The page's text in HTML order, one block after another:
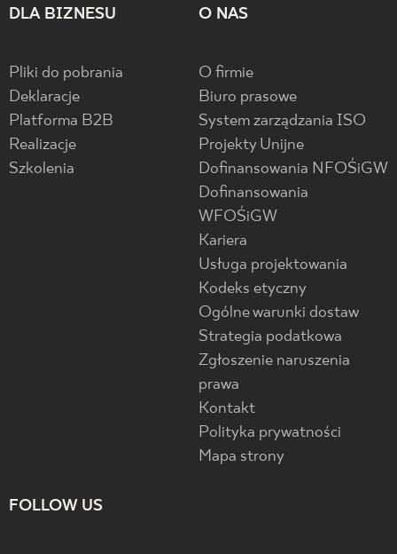
DLA BIZNESU
Pliki do pobrania
Deklaracje
Platforma B2B
Realizacje
Szkolenia
O NAS
O firmie
Biuro prasowe
System zarządzania ISO
Projekty Unijne
Dofinansowania NFOŚiGW
Dofinansowania
WFOŚiGW
Kariera
Usługa projektowania
Kodeks etyczny
Ogólne warunki dostaw
Strategia podatkowa
Zgłoszenie naruszenia
prawa
Kontakt
Polityka prywatności
Mapa strony
FOLLOW US